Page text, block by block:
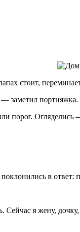
стоит,
заметил портняжка.
Огляделись
поклонились в
Сейчас я жену,